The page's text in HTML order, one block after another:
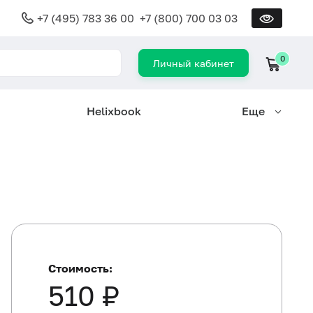
+7 (495) 783 36 00 +7 (800) 700 03 03
Личный кабинет 0
Helixbook Еще
Стоимость:
510 ₽